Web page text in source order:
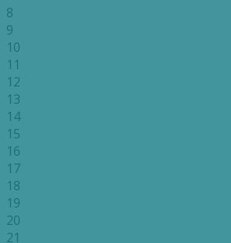
8
9
10
11
12
13
14
15
16
17
18
19
20
21